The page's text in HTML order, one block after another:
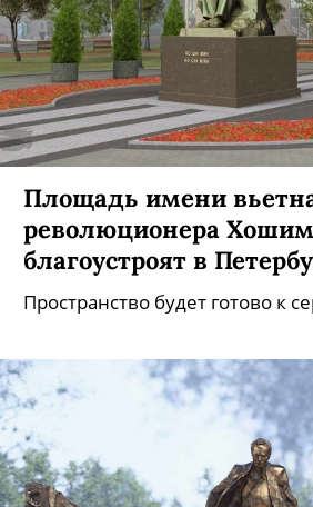
Площадь имени
революционера
благоустроят в
Пространство будет готово к